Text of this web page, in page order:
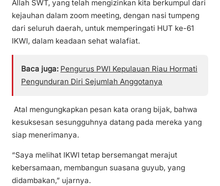
Allah SWT, yang telah mengizinkan kita berkumpul dari
kejauhan dalam zoom meeting, dengan nasi tumpeng
dari seluruh daerah, untuk memperingati HUT ke-61
IKWI, dalam keadaan sehat walafiat.
Baca juga: Pengurus PWI Kepulauan Riau Hormati
Pengunduran Diri Sejumlah Anggotanya
Atal mengungkapkan pesan kata orang bijak, bahwa
kesuksesan sesungguhnya datang pada mereka yang
siap menerimanya.
“Saya melihat IKWI tetap bersemangat merajut
kebersamaan, membangun suasana guyub, yang
didambakan,” ujarnya.